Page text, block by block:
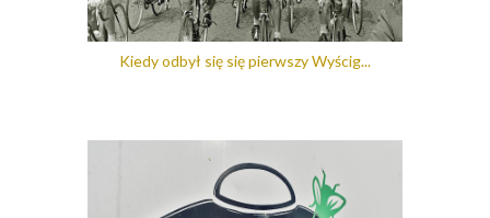
Kiedy odbył się się pierwszy Wyścig...